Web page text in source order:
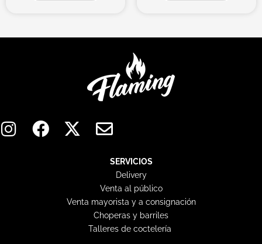
n
a
-
t
n
e
l
o
p
e
SERVICIOS
Delivery
Venta al público
Venta mayorista y a consignación
Choperas y barriles
Talleres de coctelería